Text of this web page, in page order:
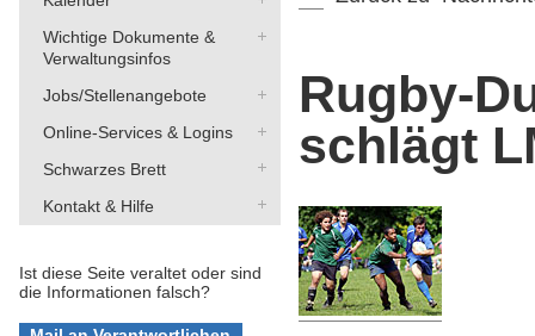
Wichtige Dokumente &
Verwaltungsinfos
Jobs/Stellenangebote
Online-Services & Logins
Schwarzes Brett
Kontakt & Hilfe
Ist diese Seite veraltet oder sind
die Informationen falsch?
Rugby-
schlägt